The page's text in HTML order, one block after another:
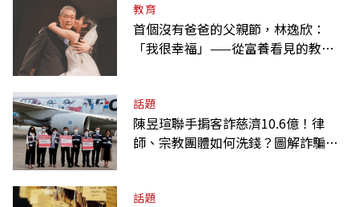
教育
首個沒有爸爸的父親節，林逸欣：
「我很幸福」——從富養看見的教養
話題
陳昱瑄聯手掮客詐慈濟10.6億！律
師、宗教團體如何洗錢？圖解詐騙關
話題